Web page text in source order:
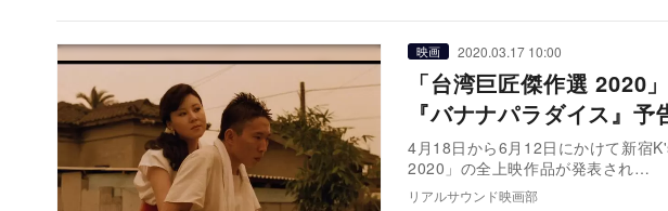
映画 2020.03.17 10:00
「台湾巨匠傑作選
『バナナパラダイス』予
4月18日から6月12日にかけて新宿
2020」の全上映作品が発表され…
リアルサウンド映画部